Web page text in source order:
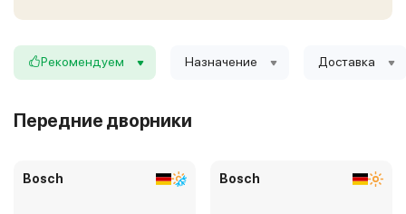
Рекомендуем Назначение Доставка
Передние дворники
Bosch Bosch